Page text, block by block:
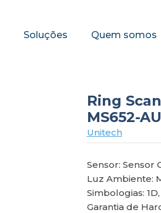
Soluções Quem somos
Ring
MS652-
Unitech
Sensor: Sensor
Luz Ambiente:
Simbologias:
Garantia de